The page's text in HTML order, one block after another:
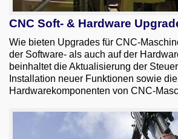
CNC Soft- & Hardware
Wie bieten Upgrades für CNC-
der Software- als auch auf der
beinhaltet die Aktualisierung der
Installation neuer Funktionen sowie
Hardwarekomponenten von CNC-